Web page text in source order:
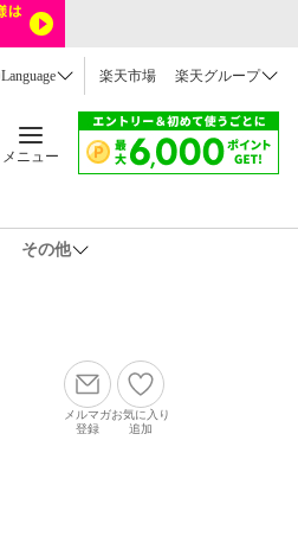
Language 楽天市場 楽天グループ
メニュー
その他
メルマガ
登録
お気に入り
追加